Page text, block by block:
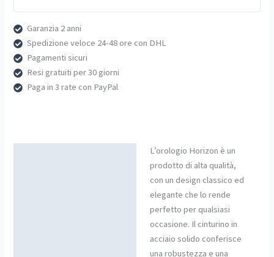
Garanzia 2 anni
Spedizione veloce 24-48 ore con DHL
Pagamenti sicuri
Resi gratuiti per 30 giorni
Paga in 3 rate con PayPal
L’orologio Horizon è un
prodotto di alta qualità,
con un design classico ed
elegante che lo rende
perfetto per qualsiasi
occasione. Il cinturino in
acciaio solido conferisce
una robustezza e una